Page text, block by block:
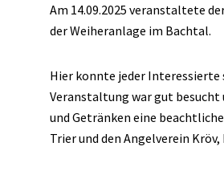
Am 14.09.2025 veranstaltete
der Weiheranlage im Bachtal.
Hier konnte jeder Interessierte
Veranstaltung war gut besucht
und Getränken eine
Trier und den Angelverein